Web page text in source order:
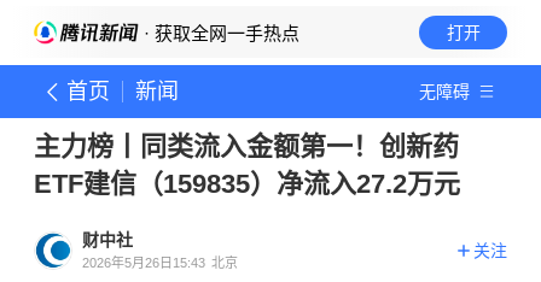
· 获取全网一手热点 打开
首页 新闻 无障碍
主力榜丨同类流入金额第一！创新药
ETF建信（159835）净流入27.2万元
财中社
2026年5月26日15:43 北京
关注